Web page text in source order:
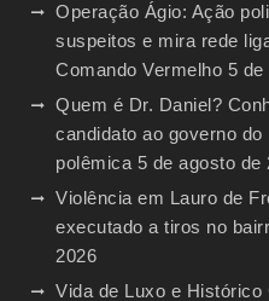
Operação Ágio: Ação
suspeitos e mira rede
Comando Vermelho 5
Quem é Dr. Daniel?
candidato ao governo
polêmica 5 de agosto de
Violência em Lauro de
executado a tiros no
2026
Vida de Luxo e